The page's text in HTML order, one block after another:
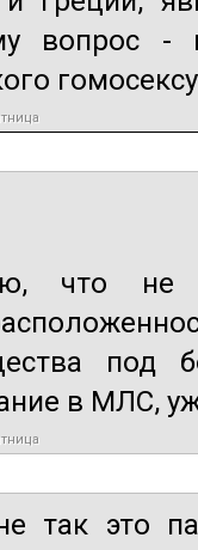
вопрос -
что не
под
в МЛС,
так это